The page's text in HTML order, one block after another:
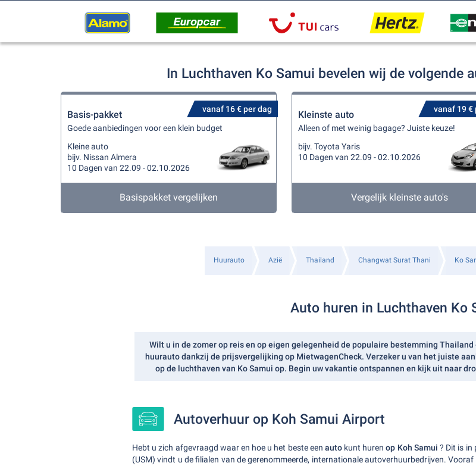
In Luchthaven Ko Samui bevelen wij de volgende
vanaf 16 € per dag
Basis-pakket
Goede aanbiedingen voor een klein budget
Kleine auto
bijv. Nissan Almera
10 Dagen van 22.09 - 02.10.2026
Basispakket vergelijken
vanaf 19 €
Kleinste auto
Alleen of met weinig bagage? Juiste keuze!
bijv. Toyota Yaris
10 Dagen van 22.09 - 02.10.2026
Vergelijk kleinste auto's
Huurauto Azië Thailand Changwat Surat Thani Ko
Auto huren in Luchthaven Ko
Wilt u in de zomer op reis en op eigen gelegenheid de populaire bestemming
huurauto dankzij de prijsvergelijking op MietwagenCheck. Verzeker u van het juiste
op de luchthaven van Ko Samui op. Begin uw vakantie ontspannen en kijk uit naar
Autoverhuur op Koh Samui Airport
Hebt u zich afgevraagd waar en hoe u het beste een auto kunt hurenop Koh Samui ? Dit is in
(USM) vindt u de filialen van de gerenommeerde, internationale autoverhuurbedrijven.